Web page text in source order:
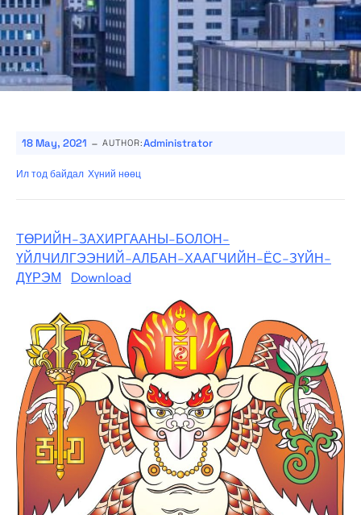
18 May, 2021 - AUTHOR:Administrator
Ил тод байдал Хүний нөөц
ТӨРИЙН-ЗАХИРГААНЫ-БОЛОН-
ҮЙЛЧИЛГЭЭНИЙ-АЛБАН-ХААГЧИЙН-ЁС-ЗҮЙН-
ДҮРЭМ
Download